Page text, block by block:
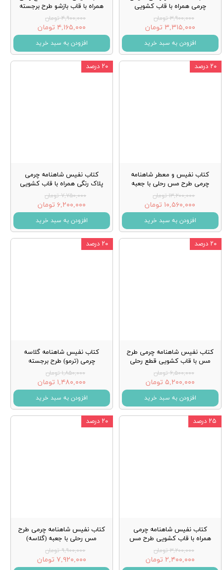
چرمی همراه با قاب کشویی
۳,۹۰۰,۰۰۰ تومان
۳,۳۱۵,۰۰۰ تومان
افزودن به سبد خرید
همراه با قاب بازشو طرح برجسته
۴,۹۰۰,۰۰۰ تومان
۴,۱۶۵,۰۰۰ تومان
افزودن به سبد خرید
کتاب نفیس و معطر شاهنامه
چرمی طرح مس رحلی با جعبه
۱۳,۲۰۰,۰۰۰ تومان
۱۰,۵۶۰,۰۰۰ تومان
افزودن به سبد خرید
۲۰ درصد
کتاب نفیس شاهنامه چرمی
پلاک رنگی همراه با قاب کشویی
۷,۷۵۰,۰۰۰ تومان
۶,۲۰۰,۰۰۰ تومان
افزودن به سبد خرید
۲۰ درصد
کتاب نفیس شاهنامه چرمی طرح
مس با قاب کشویی قطع رحلی
۶,۵۰۰,۰۰۰ تومان
۵,۲۰۰,۰۰۰ تومان
افزودن به سبد خرید
۲۰ درصد
کتاب نفیس شاهنامه گلاسه
چرمی (ترمو) طرح برجسته
۱,۸۵۰,۰۰۰ تومان
۱,۴۸۰,۰۰۰ تومان
افزودن به سبد خرید
۲۰ درصد
کتاب نفیس شاهنامه چرمی
همراه با قاب کشویی طرح مس
۳,۲۰۰,۰۰۰ تومان
۲,۴۰۰,۰۰۰ تومان
۲۵ درصد
کتاب نفیس شاهنامه چرمی طرح
مس رحلی با جعبه (گلاسه)
۹,۹۰۰,۰۰۰ تومان
۷,۹۲۰,۰۰۰ تومان
۲۰ درصد